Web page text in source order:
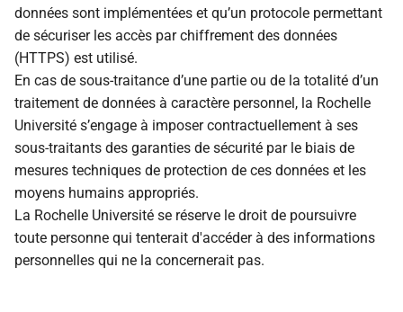
données sont implémentées et qu’un protocole permettant
de sécuriser les accès par chiffrement des données
(HTTPS) est utilisé.
En cas de sous-traitance d’une partie ou de la totalité d’un
traitement de données à caractère personnel, la Rochelle
Université s’engage à imposer contractuellement à ses
sous-traitants des garanties de sécurité par le biais de
mesures techniques de protection de ces données et les
moyens humains appropriés.
La Rochelle Université se réserve le droit de poursuivre
toute personne qui tenterait d'accéder à des informations
personnelles qui ne la concernerait pas.